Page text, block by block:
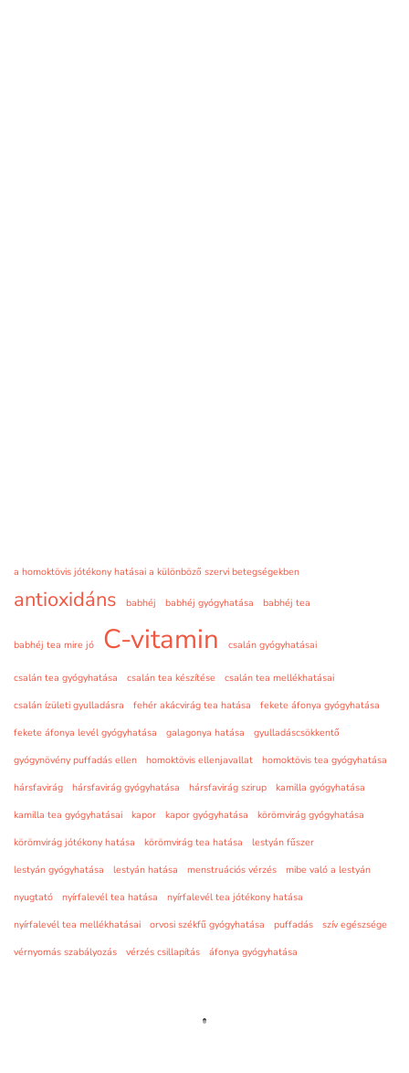
a homoktövis jótékony hatásai a különböző szervi betegségekben
antioxidáns babhéj babhéj gyógyhatása babhéj tea
babhéj tea mire jó C-vitamin csalán gyógyhatásai
csalán tea gyógyhatása csalán tea készítése
csalán tea mellékhatásai
csalán ízületi gyulladásra
fehér akácvirág tea hatása
fekete áfonya gyógyhatása
fekete áfonya levél gyógyhatása
galagonya hatása
gyulladáscsökkentő
gyógynövény puffadás ellen
homoktövis ellenjavallat
homoktövis tea gyógyhatása
hársfavirág
hársfavirág gyógyhatása hársfavirág szirup
kamilla gyógyhatása
kamilla tea gyógyhatásai
kapor kapor gyógyhatása
körömvirág gyógyhatása
körömvirág jótékony hatása
körömvirág tea hatása
lestyán fűszer
lestyán gyógyhatása
lestyán hatása menstruációs vérzés
mibe való a lestyán
nyugtató
nyírfalevél tea hatása
nyírfalevél tea jótékony hatása
nyírfalevél tea mellékhatásai
orvosi székfű gyógyhatása puffadás
szív egészsége
vérnyomás szabályozás
vérzés csillapítás áfonya gyógyhatása